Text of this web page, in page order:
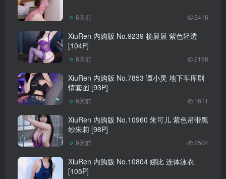
6天前 2416
XiuRen 内购版 No.9239 杨晨晨 紫色轻透
[104P]
6天前 2168
XiuRen 内购版 No.7853 谭小灵 地下车库剧
情套图 [93P]
6天前 1611
XiuRen 内购版 No.10960 朱可儿 紫色吊带黑
纱朱莉 [98P]
9天前 2504
XiuRen 内购版 No.10804 娜比 连体泳衣
[105P]